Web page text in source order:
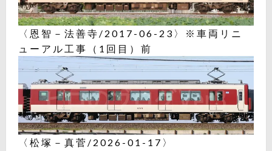
〈恩智－法善寺/2017-06-23〉※車両リニ
ューアル工事（1回目）前
〈松塚－真菅/2026-01-17〉